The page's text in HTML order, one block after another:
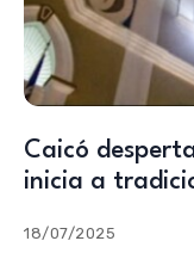
Caicó
inicia a
18/07/2025